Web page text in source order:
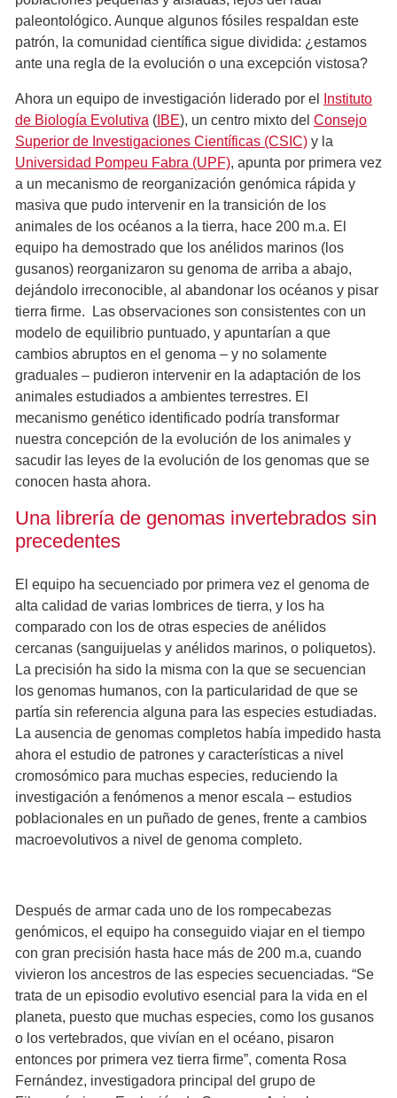
paleontológico. Aunque algunos fósiles respaldan este
patrón, la comunidad científica sigue dividida: ¿estamos
ante una regla de la evolución o una excepción vistosa?
Ahora un equipo de investigación liderado por el
Instituto
de Biología Evolutiva ( IBE), un centro mixto del Consejo
Superior de Investigaciones Científicas (CSIC) y la
Universidad Pompeu Fabra (UPF), apunta por primera vez
a un mecanismo de reorganización genómica rápida y
masiva que pudo intervenir en la transición de los
animales de los océanos a la tierra, hace 200 m.a. El
equipo ha demostrado que los anélidos marinos (los
gusanos) reorganizaron su genoma de arriba a abajo,
dejándolo irreconocible, al abandonar los océanos y pisar
tierra firme. Las observaciones son consistentes con un
modelo de equilibrio puntuado, y apuntarían a que
cambios abruptos en el genoma – y no solamente
graduales – pudieron intervenir en la adaptación de los
animales estudiados a ambientes terrestres. El
mecanismo genético identificado podría transformar
nuestra concepción de la evolución de los animales y
sacudir las leyes de la evolución de los genomas que se
conocen hasta ahora.
Una librería de genomas invertebrados sin
precedentes
El equipo ha secuenciado por primera vez el genoma de
alta calidad de varias lombrices de tierra, y los ha
comparado con los de otras especies de anélidos
cercanas (sanguijuelas y anélidos marinos, o poliquetos).
La precisión ha sido la misma con la que se secuencian
los genomas humanos, con la particularidad de que se
partía sin referencia alguna para las especies estudiadas.
La ausencia de genomas completos había impedido hasta
ahora el estudio de patrones y características a nivel
cromosómico para muchas especies, reduciendo la
investigación a fenómenos a menor escala – estudios
poblacionales en un puñado de genes, frente a cambios
macroevolutivos a nivel de genoma completo.
Después de armar cada uno de los rompecabezas
genómicos, el equipo ha conseguido viajar en el tiempo
con gran precisión hasta hace más de 200 m.a, cuando
vivieron los ancestros de las especies secuenciadas. “Se
trata de un episodio evolutivo esencial para la vida en el
planeta, puesto que muchas especies, como los gusanos
o los vertebrados, que vivían en el océano, pisaron
entonces por primera vez tierra firme”, comenta Rosa
Fernández, investigadora principal del grupo de